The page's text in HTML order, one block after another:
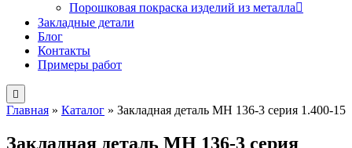
Порошковая покраска изделий из металла
Закладные детали
Блог
Контакты
Примеры работ
Главная » Каталог » Закладная деталь МН 136-3 серия 1.400-15
Закладная деталь МН 136-3 серия